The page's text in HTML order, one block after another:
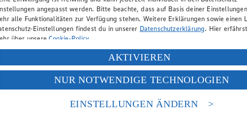
angepasst werden. Bitte beachte, dass auf Basis deiner
alle Funktionalitäten zur Verfügung stehen. Weitere Erklärungen sowie einen
Einstellungen findest du in unserer Datenschutzerklärung. Hier
über unsereCookie-Policy.
deiner personenbezogenen Daten in den USA durch Facebook und
du auf „Aktivieren“ klickst, willigst du im Sinne des Art. 49 Abs. 1 Satz 1 lit.
dass deine Daten in den USA verarbeitet werden. Der EuGH sieht die USA als
nach europäischen Standards nicht angemessenen Datenschutzniveau an. Es
eines Zugriffs durch US-amerikanische Behörden.
AKTIVIEREN
NUR NOTWENDIGE TECHNOLOGIEN
EINSTELLUNGEN ÄNDERN